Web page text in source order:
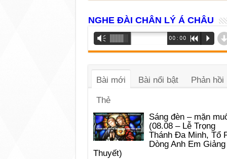
NGHE ĐÀI CHÂN LÝ Á CHÂU
Trình
phát
âm
Vm 00:00 R P
Bài mới Bài nổi bật Phản hồi
Thẻ
Sáng đèn – mặn
(08.08 – Lễ Trọng
Thánh Đa Minh, Tổ
Dòng Anh Em Giảng
Thuyết)